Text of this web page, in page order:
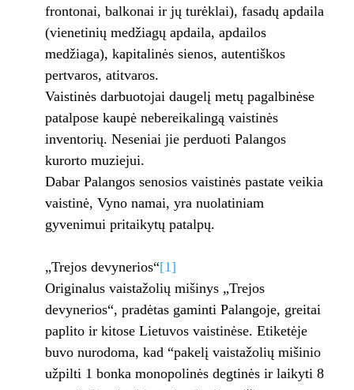
frontonai, balkonai ir jų turėklai), fasadų apdaila
(vienetinių medžiagų apdaila, apdailos
medžiaga), kapitalinės sienos, autentiškos
pertvaros, atitvaros.
Vaistinės darbuotojai daugelį metų pagalbinėse
patalpose kaupė nebereikalingą vaistinės
inventorių. Neseniai jie perduoti Palangos
kurorto muziejui.
Dabar Palangos senosios vaistinės pastate veikia
vaistinė, Vyno namai, yra nuolatiniam
gyvenimui pritaikytų patalpų.
„Trejos devynerios“[1]
Originalus vaistažolių mišinys „Trejos
devynerios“, pradėtas gaminti Palangoje, greitai
paplito ir kitose Lietuvos vaistinėse. Etiketėje
buvo nurodoma, kad “pakelį vaistažolių mišinio
užpilti 1 bonka monopolinės degtinės ir laikyti 8